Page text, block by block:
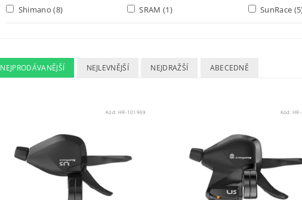
Shimano(8) SRAM (1) SunRace
NEJPRODÁVANĚJŠÍ NEJLEVNĚJŠÍ NEJDRAŽŠÍ ABECEDNĚ
Kód: HR-101969 Kód: